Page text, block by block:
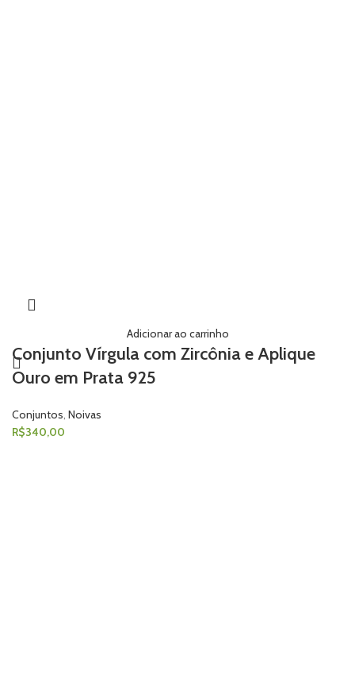
Adicionar ao carrinho
Conjunto Vírgula com Zircônia e Aplique
Ouro em Prata 925
Conjuntos, Noivas
R$340,00